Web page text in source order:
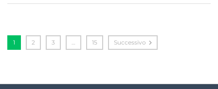
1 2 3 15 Successivo